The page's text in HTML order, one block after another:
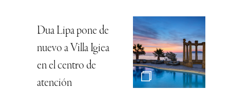
Dua Lipa pone de
nuevo a Villa Igiea
en el centro de
atención